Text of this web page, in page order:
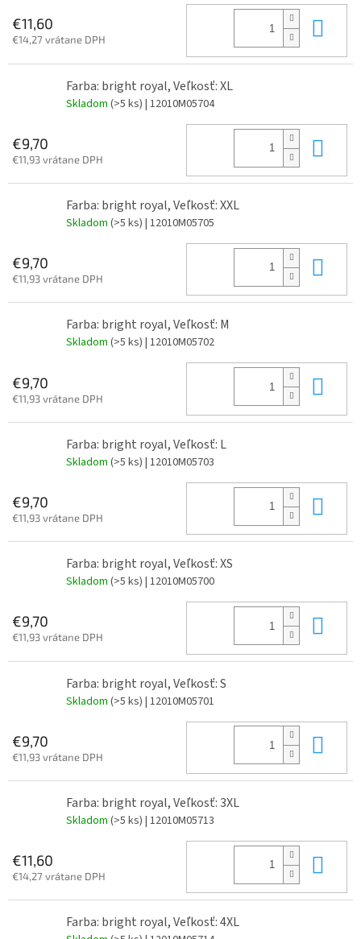
€11,60
€14,27 vrátane DPH
Farba: bright royal, Veľkosť: XL
Skladom (>5 ks) | 12010M05704
€9,70
€11,93 vrátane DPH
Farba: bright royal, Veľkosť: XXL
Skladom (>5 ks) | 12010M05705
€9,70
€11,93 vrátane DPH
Farba: bright royal, Veľkosť: M
Skladom (>5 ks) | 12010M05702
€9,70
€11,93 vrátane DPH
Farba: bright royal, Veľkosť: L
Skladom (>5 ks) | 12010M05703
€9,70
€11,93 vrátane DPH
Farba: bright royal, Veľkosť: XS
Skladom (>5 ks) | 12010M05700
€9,70
€11,93 vrátane DPH
Farba: bright royal, Veľkosť: S
Skladom (>5 ks) | 12010M05701
€9,70
€11,93 vrátane DPH
Farba: bright royal, Veľkosť: 3XL
Skladom (>5 ks) | 12010M05713
€11,60
€14,27 vrátane DPH
Farba: bright royal, Veľkosť: 4XL